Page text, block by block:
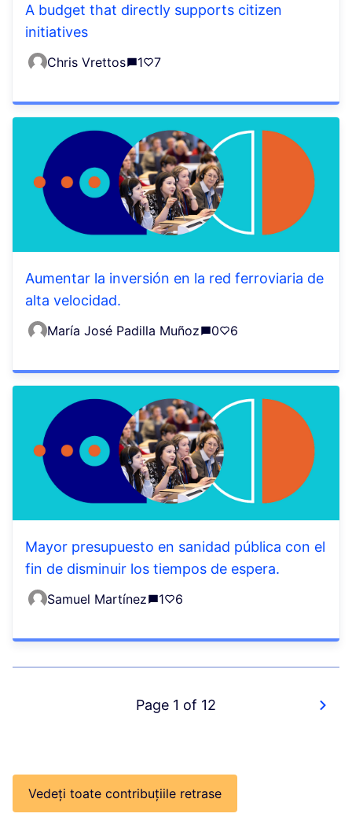
A budget that directly supports citizen
initiatives
Chris Vrettos 1 7
Aumentar la inversión en la red ferroviaria de
alta velocidad.
María José Padilla Muñoz 0 6
Mayor presupuesto en sanidad pública con el
fin de disminuir los tiempos de espera.
Samuel Martínez 1 6
Page 1 of 12
Vedeți toate contribuțiile retrase